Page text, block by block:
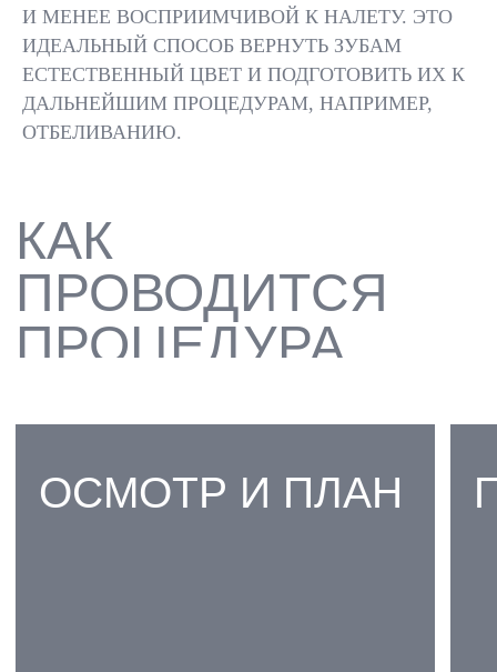
И МЕНЕЕ ВОСПРИИМЧИВОЙ К НАЛЕТУ. ЭТО
ИДЕАЛЬНЫЙ СПОСОБ ВЕРНУТЬ ЗУБАМ
ЕСТЕСТВЕННЫЙ ЦВЕТ И ПОДГОТОВИТЬ ИХ К
ДАЛЬНЕЙШИМ ПРОЦЕДУРАМ, НАПРИМЕР,
ОТБЕЛИВАНИЮ.
ЭФФЕКТИВНОЕ УДАЛЕНИЕ
ПИГМЕНТИРОВАННОГО
НАЛЕТА ОТ КОФЕ / ЧАЯ /
ТАБАКА
ОЧИСТКА
ТРУДНОДОСТУПНЫХ МЕСТ
(МЕЖЗУБНЫЕ
ПРОМЕЖУТКИ, ФИССУРЫ)
02
БЕРЕЖНАЯ ПОЛИРОВКА